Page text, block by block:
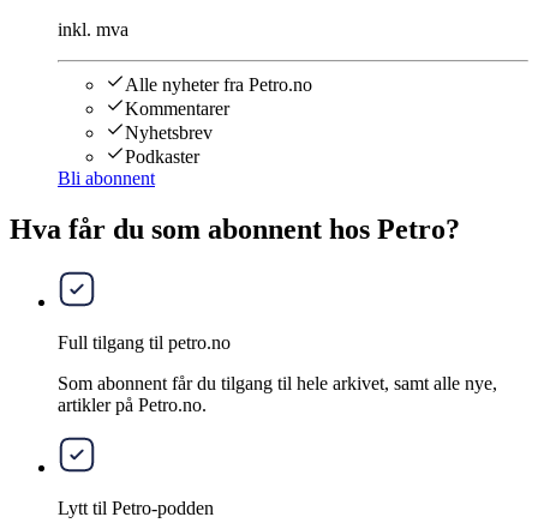
inkl. mva
Alle nyheter fra Petro.no
Kommentarer
Nyhetsbrev
Podkaster
Bli abonnent
Hva får du som abonnent hos Petro?
Full tilgang til petro.no
Som abonnent får du tilgang til hele arkivet, samt alle nye,
artikler på Petro.no.
Lytt til Petro-podden